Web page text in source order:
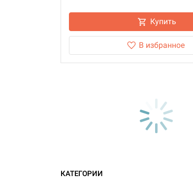
Купить
В избранное
КАТЕГОРИИ